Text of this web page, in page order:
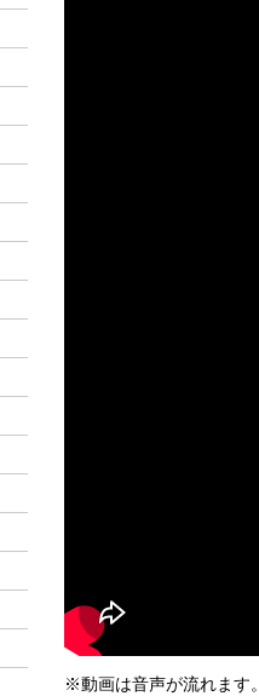
※動画は音声が流れます。